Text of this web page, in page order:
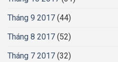
Tháng 9 2017 (44)
Tháng 8 2017 (52)
Tháng 7 2017 (32)